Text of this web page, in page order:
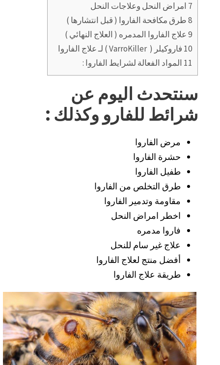
7 امراض النحل وعلاجات النحل
8طرق مكافحة الفاروا ( قبل انتشارها )
9علاج الفاروا المدمره ( العلاج النهائي )
10 فاروكيلر ( VarroKiller ) لـ علاج الفاروا
11 المواد الفعالة لشرايط الفاروا :
سنتحدث اليوم عن
شرائط للفارو وكذلك :
مرض الفاروا
حشرة الفاروا
طفيل الفاروا
طرق التخلص من الفاروا
مقاومة وتدمير الفاروا
اخطر امراض النحل
فاروا مدمره
علاج غير سام للنحل
أفضل منتج لعلاج الفاروا
طريقة علاج الفاروا